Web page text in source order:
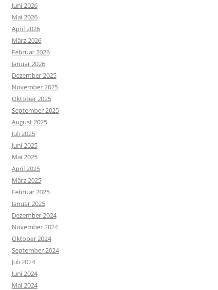
Juni 2026
Mai 2026
April 2026
März 2026
Februar 2026
Januar 2026
Dezember 2025
November 2025
Oktober 2025
September 2025
August 2025
Juli 2025
Juni 2025
Mai 2025
April 2025
März 2025
Februar 2025
Januar 2025
Dezember 2024
November 2024
Oktober 2024
September 2024
Juli 2024
Juni 2024
Mai 2024